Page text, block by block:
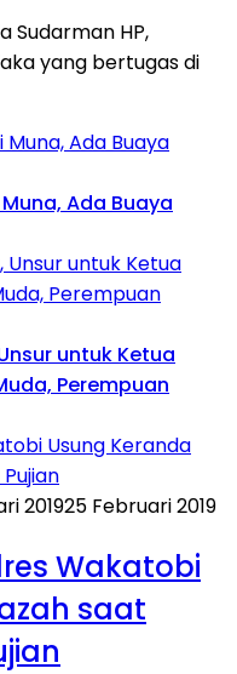
Sudarman HP,
yang bertugas di
Ada Buaya
untuk Ketua
Perempuan
201925 Februari 2019
Wakatobi
saat